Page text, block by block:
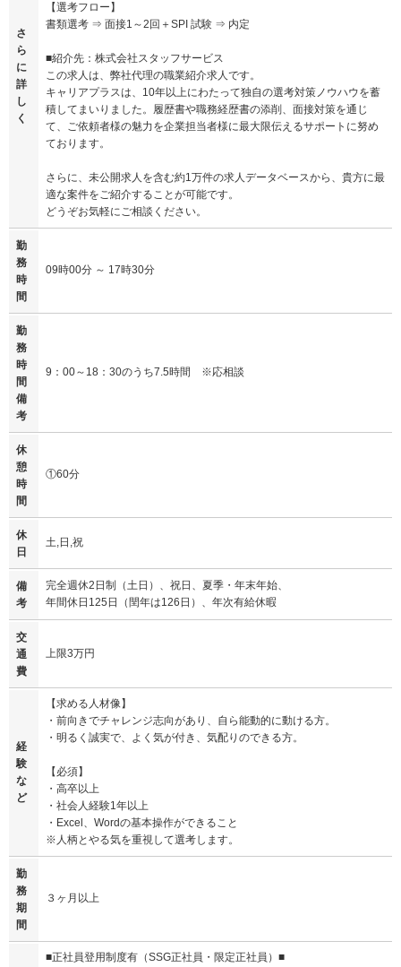
さ
ら
に
詳
し
く
【選考フロー】
書類選考 ⇒ 面接1～2回＋SPI 試験 ⇒ 内定
■紹介先：株式会社スタッフサービス
この求人は、弊社代理の職業紹介求人です。
キャリアプラスは、10年以上にわたって独自の選考対策ノウハウを蓄
積してまいりました。履歴書や職務経歴書の添削、面接対策を通じ
て、ご依頼者様の魅力を企業担当者様に最大限伝えるサポートに努め
ております。
さらに、未公開求人を含む約1万件の求人データベースから、貴方に最
適な案件をご紹介することが可能です。
どうぞお気軽にご相談ください。
勤
務
時
間
09時00分 ～ 17時30分
勤
務
時
間
備
考
9：00～18：30のうち7.5時間 ※応相談
休
憩
時
間
①60分
休
日
土,日,祝
備
考
完全週休2日制（土日）、祝日、夏季・年末年始、
年間休日125日（閏年は126日）、年次有給休暇
交
通
費
上限3万円
経
験
な
ど
【求める人材像】
・前向きでチャレンジ志向があり、自ら能動的に動ける方。
・明るく誠実で、よく気が付き、気配りのできる方。
【必須】
・高卒以上
・社会人経験1年以上
・Excel、Wordの基本操作ができること
※人柄とやる気を重視して選考します。
勤
務
期
間
３ヶ月以上
■正社員登用制度有（SSG正社員・限定正社員）■